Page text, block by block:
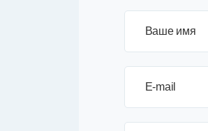
Ваше имя
E-mail